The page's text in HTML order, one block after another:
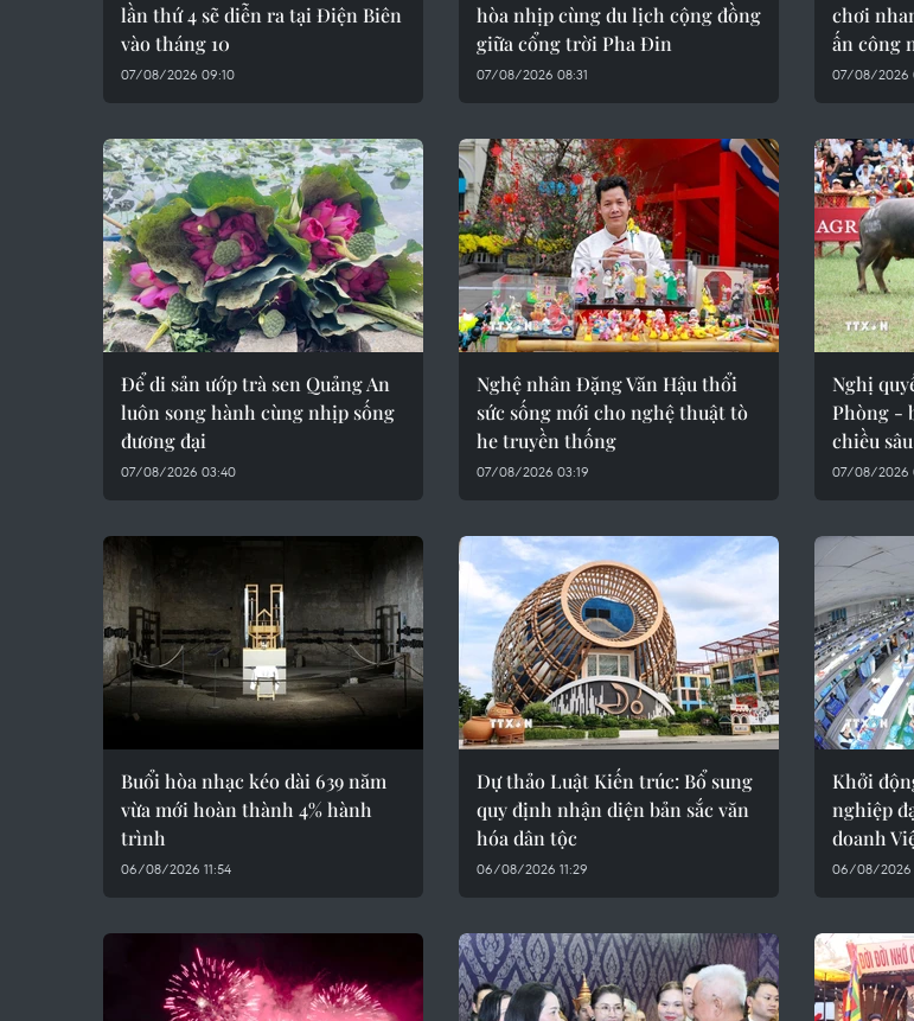
lần thứ 4 sẽ diễn ra tại Điện Biên
vào tháng 10
07/08/2026 09:10
hòa nhịp cùng du lịch cộng đồng
giữa cổng trời Pha Đin
07/08/2026 08:31
chơi
ấn công
07/08/2026
Để di sản ướp trà sen Quảng An
luôn song hành cùng nhịp sống
đương đại
07/08/2026 03:40
Nghệ nhân Đặng Văn Hậu thổi
sức sống mới cho nghệ thuật tò
he truyền thống
07/08/2026 03:19
Nghị
Phòng -
chiều
07/08/2026
Buổi hòa nhạc kéo dài 639 năm
vừa mới hoàn thành 4% hành
trình
06/08/2026 11:54
Dự thảo Luật Kiến trúc: Bổ sung
quy định nhận diện bản sắc văn
hóa dân tộc
06/08/2026 11:29
Khởi
nghiệp
doanh
06/08/2026